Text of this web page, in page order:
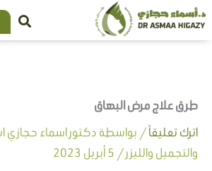
تخطي
إلى
طرق علاج مرض البهاق
اترك تعليقاً/ بواسطة دكتور اسماء حجازي
والتجميل والليزر/ 5 أبريل 2023